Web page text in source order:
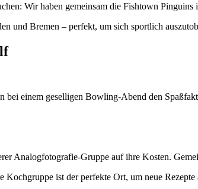
Wir haben gemeinsam die Fishtown
und Bremen – perfekt, um sich sportlich
bei einem geselligen Bowling-Abend den
Analogfotografie-Gruppe auf ihre Kosten.
Kochgruppe ist der perfekte Ort, um neue